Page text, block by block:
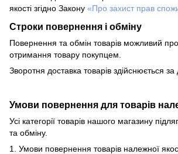
якості згідно Закону «Про захист прав
Строки повернення і обміну
Повернення та обмін товарів можливий
отримання товару покупцем.
Зворотня доставка товарів здійснюється за
Умови повернення для товарів
Усі категорії товарів нашого магазину
та обміну.
1. Умови повернення товарів належної